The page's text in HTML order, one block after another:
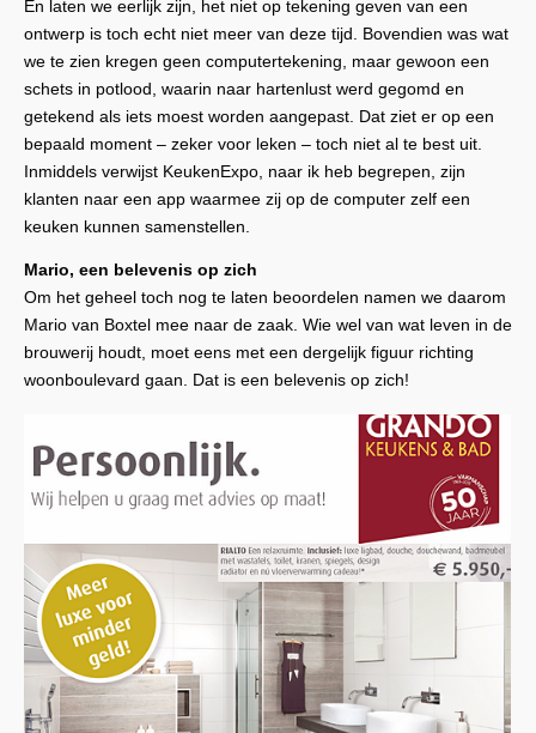
En laten we eerlijk zijn, het niet op tekening geven van een
ontwerp is toch echt niet meer van deze tijd. Bovendien was wat
we te zien kregen geen computertekening, maar gewoon een
schets in potlood, waarin naar hartenlust werd gegomd en
getekend als iets moest worden aangepast. Dat ziet er op een
bepaald moment – zeker voor leken – toch niet al te best uit.
Inmiddels verwijst KeukenExpo, naar ik heb begrepen, zijn
klanten naar een app waarmee zij op de computer zelf een
keuken kunnen samenstellen.
Mario, een belevenis op zich
Om het geheel toch nog te laten beoordelen namen we daarom
Mario van Boxtel mee naar de zaak. Wie wel van wat leven in de
brouwerij houdt, moet eens met een dergelijk figuur richting
woonboulevard gaan. Dat is een belevenis op zich!